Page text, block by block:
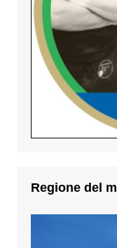
Regione del